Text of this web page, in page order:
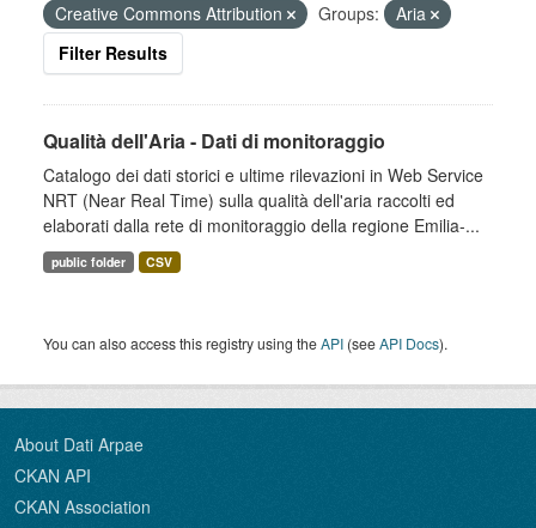
Creative Commons Attribution
Groups:
Aria
Filter Results
Qualità dell'Aria - Dati di monitoraggio
Catalogo dei dati storici e ultime rilevazioni in Web Service
NRT (Near Real Time) sulla qualità dell'aria raccolti ed
elaborati dalla rete di monitoraggio della regione Emilia-...
public folder CSV
You can also access this registry using theAPI (seeAPI Docs).
About Dati Arpae
CKAN API
CKAN Association